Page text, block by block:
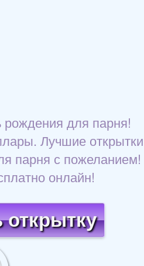
для парня!
Лучшие открытки
парня с пожеланием!
онлайн!
открытку